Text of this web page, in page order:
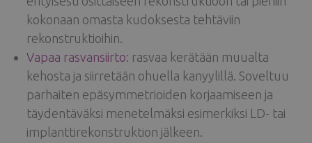
kokonaan omasta kudoksesta tehtäviin
rekonstruktioihin.
Vapaa rasvansiirto: rasvaa kerätään muualta
kehosta ja siirretään ohuella kanyylillä. Soveltuu
parhaiten epäsymmetrioiden korjaamiseen ja
täydentäväksi menetelmäksi esimerkiksi LD- tai
implanttirekonstruktion jälkeen.